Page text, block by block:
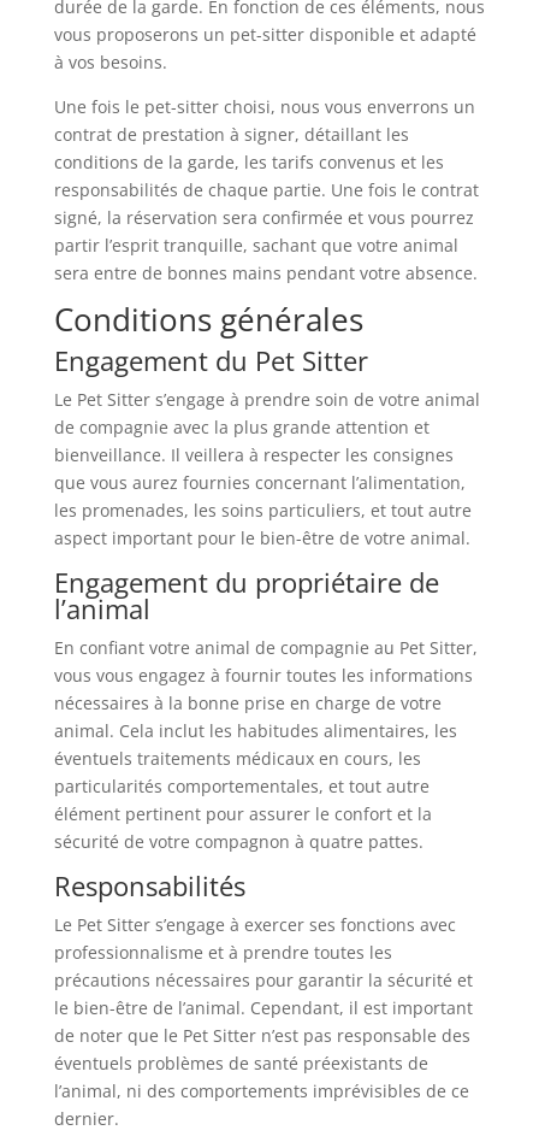
durée de la garde. En fonction de ces éléments, nous
vous proposerons un pet-sitter disponible et adapté
à vos besoins.
Une fois le pet-sitter choisi, nous vous enverrons un
contrat de prestation à signer, détaillant les
conditions de la garde, les tarifs convenus et les
responsabilités de chaque partie. Une fois le contrat
signé, la réservation sera confirmée et vous pourrez
partir l’esprit tranquille, sachant que votre animal
sera entre de bonnes mains pendant votre absence.
Conditions générales
Engagement du Pet Sitter
Le Pet Sitter s’engage à prendre soin de votre animal
de compagnie avec la plus grande attention et
bienveillance. Il veillera à respecter les consignes
que vous aurez fournies concernant l’alimentation,
les promenades, les soins particuliers, et tout autre
aspect important pour le bien-être de votre animal.
Engagement du propriétaire de
l’animal
En confiant votre animal de compagnie au Pet Sitter,
vous vous engagez à fournir toutes les informations
nécessaires à la bonne prise en charge de votre
animal. Cela inclut les habitudes alimentaires, les
éventuels traitements médicaux en cours, les
particularités comportementales, et tout autre
élément pertinent pour assurer le confort et la
sécurité de votre compagnon à quatre pattes.
Responsabilités
Le Pet Sitter s’engage à exercer ses fonctions avec
professionnalisme et à prendre toutes les
précautions nécessaires pour garantir la sécurité et
le bien-être de l’animal. Cependant, il est important
de noter que le Pet Sitter n’est pas responsable des
éventuels problèmes de santé préexistants de
l’animal, ni des comportements imprévisibles de ce
dernier.